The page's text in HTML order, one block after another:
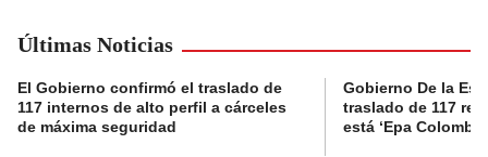
Últimas Noticias
El Gobierno confirmó el traslado de
117 internos de alto perfil a cárceles
de máxima seguridad
Gobierno De la
traslado de 117
está ‘Epa